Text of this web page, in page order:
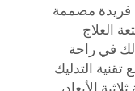
مصممة
العلاج
لك في راحة
تقنية التدليك